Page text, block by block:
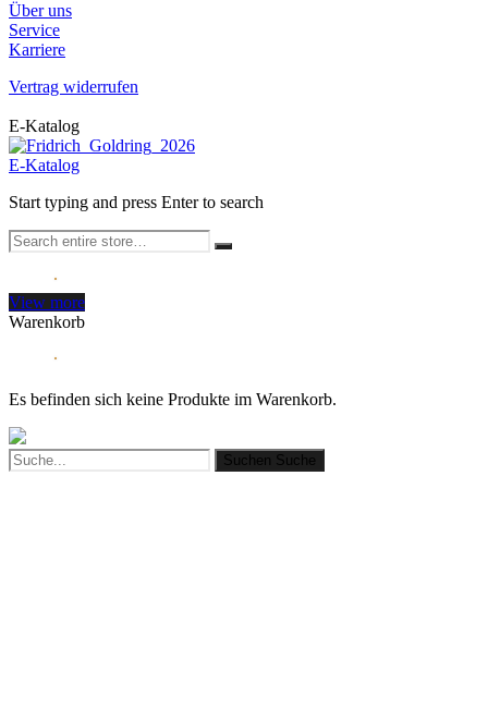
Über uns
Service
Karriere
Vertrag widerrufen
E-Katalog
E-Katalog
Start typing and press Enter to search
View more
Warenkorb
Es befinden sich keine Produkte im Warenkorb.
Suchen Suche